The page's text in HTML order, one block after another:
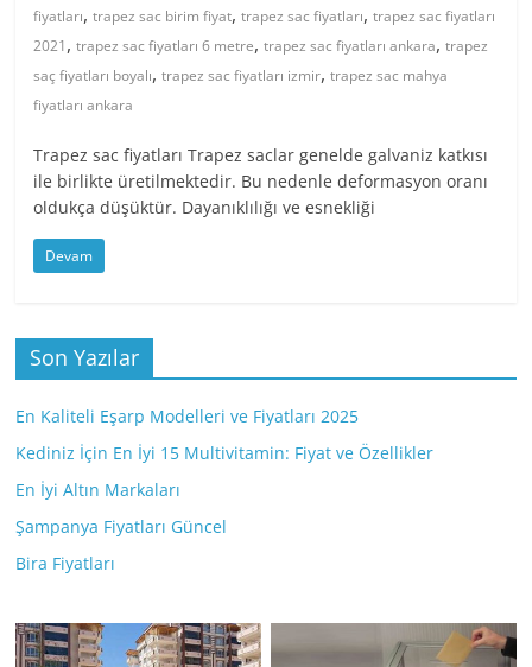
fiyatları,trapez sac birim fiyat,trapez sac fiyatları,trapez sac fiyatları
2021,trapez sac fiyatları 6 metre,trapez sac fiyatları ankara,trapez
saç fiyatları boyalı,trapez sac fiyatları izmir,trapez sac mahya
fiyatları ankara
Trapez sac fiyatları Trapez saclar genelde galvaniz katkısı
ile birlikte üretilmektedir. Bu nedenle deformasyon oranı
oldukça düşüktür. Dayanıklılığı ve esnekliği
Devam
Son Yazılar
En Kaliteli Eşarp Modelleri ve Fiyatları 2025
Kediniz İçin En İyi 15 Multivitamin: Fiyat ve Özellikler
En İyi Altın Markaları
Şampanya Fiyatları Güncel
Bira Fiyatları